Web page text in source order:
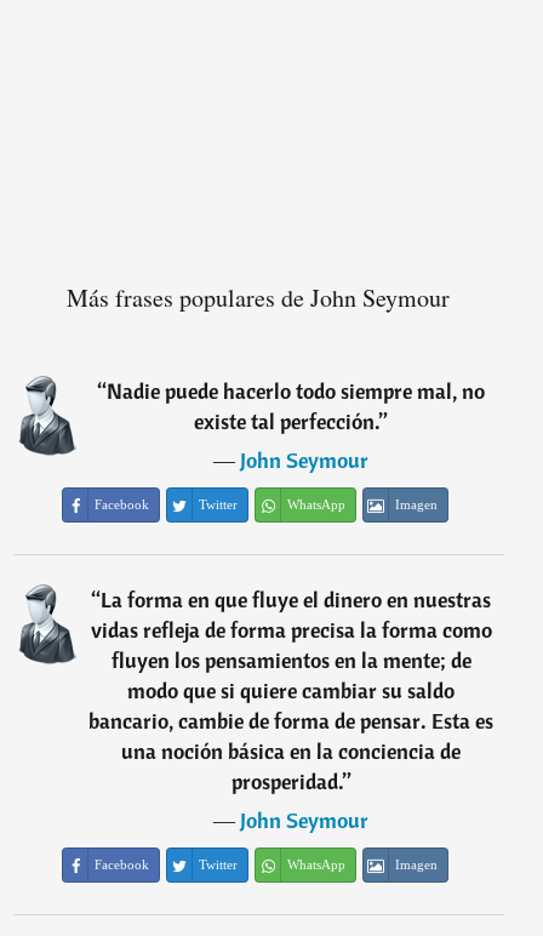
Más frases populares de John Seymour
“Nadie puede hacerlo todo siempre mal, no
existe tal perfección.”
―John Seymour
Facebook Twitter WhatsApp Imagen
“La forma en que fluye el dinero en nuestras
vidas refleja de forma precisa la forma como
fluyen los pensamientos en la mente; de
modo que si quiere cambiar su saldo
bancario, cambie de forma de pensar. Esta es
una noción básica en la conciencia de
prosperidad.”
―John Seymour
Facebook Twitter WhatsApp Imagen